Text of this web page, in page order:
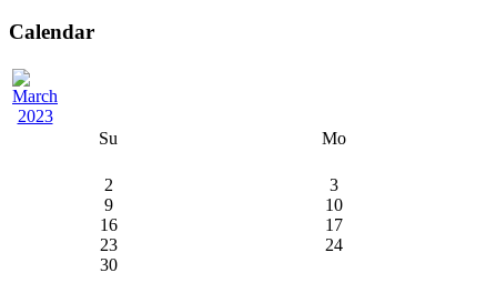
Calendar
Su Mo
2
3
9
10
16
17
23
24
30